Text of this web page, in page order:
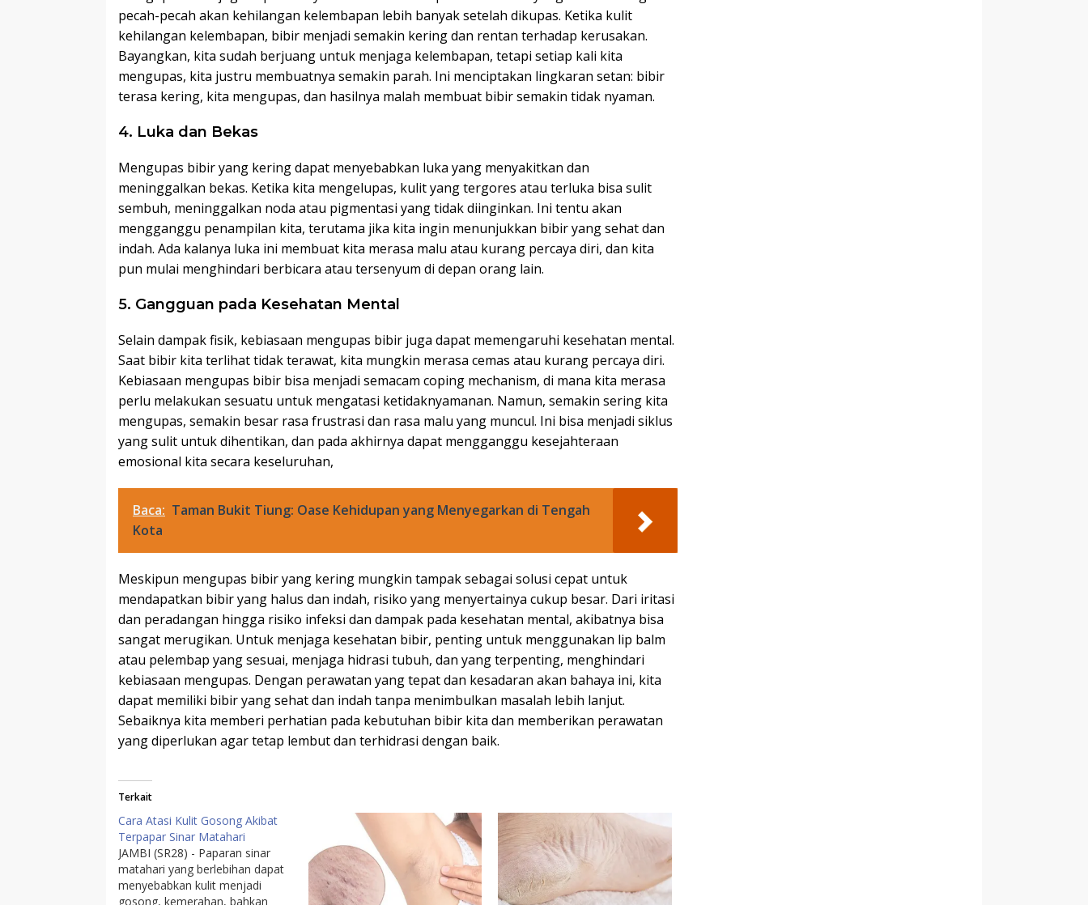
pecah-pecah akan kehilangan kelembapan lebih banyak setelah dikupas. Ketika kulit
kehilangan kelembapan, bibir menjadi semakin kering dan rentan terhadap kerusakan.
Bayangkan, kita sudah berjuang untuk menjaga kelembapan, tetapi setiap kali kita
mengupas, kita justru membuatnya semakin parah. Ini menciptakan lingkaran setan: bibir
terasa kering, kita mengupas, dan hasilnya malah membuat bibir semakin tidak nyaman.
4. Luka dan Bekas
Mengupas bibir yang kering dapat menyebabkan luka yang menyakitkan dan
meninggalkan bekas. Ketika kita mengelupas, kulit yang tergores atau terluka bisa sulit
sembuh, meninggalkan noda atau pigmentasi yang tidak diinginkan. Ini tentu akan
mengganggu penampilan kita, terutama jika kita ingin menunjukkan bibir yang sehat dan
indah. Ada kalanya luka ini membuat kita merasa malu atau kurang percaya diri, dan kita
pun mulai menghindari berbicara atau tersenyum di depan orang lain.
5. Gangguan pada Kesehatan Mental
Selain dampak fisik, kebiasaan mengupas bibir juga dapat memengaruhi kesehatan mental.
Saat bibir kita terlihat tidak terawat, kita mungkin merasa cemas atau kurang percaya diri.
Kebiasaan mengupas bibir bisa menjadi semacam coping mechanism, di mana kita merasa
perlu melakukan sesuatu untuk mengatasi ketidaknyamanan. Namun, semakin sering kita
mengupas, semakin besar rasa frustrasi dan rasa malu yang muncul. Ini bisa menjadi siklus
yang sulit untuk dihentikan, dan pada akhirnya dapat mengganggu kesejahteraan
emosional kita secara keseluruhan,
Baca: Taman Bukit Tiung: Oase Kehidupan yang Menyegarkan di Tengah
Kota
Meskipun mengupas bibir yang kering mungkin tampak sebagai solusi cepat untuk
mendapatkan bibir yang halus dan indah, risiko yang menyertainya cukup besar. Dari iritasi
dan peradangan hingga risiko infeksi dan dampak pada kesehatan mental, akibatnya bisa
sangat merugikan. Untuk menjaga kesehatan bibir, penting untuk menggunakan lip balm
atau pelembap yang sesuai, menjaga hidrasi tubuh, dan yang terpenting, menghindari
kebiasaan mengupas. Dengan perawatan yang tepat dan kesadaran akan bahaya ini, kita
dapat memiliki bibir yang sehat dan indah tanpa menimbulkan masalah lebih lanjut.
Sebaiknya kita memberi perhatian pada kebutuhan bibir kita dan memberikan perawatan
yang diperlukan agar tetap lembut dan terhidrasi dengan baik.
Terkait
Cara Atasi Kulit Gosong Akibat
Terpapar Sinar Matahari
JAMBI (SR28) - Paparan sinar
matahari yang berlebihan dapat
menyebabkan kulit menjadi
gosong, kemerahan, bahkan